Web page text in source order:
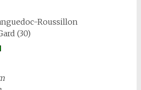
Roussillon
(30)
km